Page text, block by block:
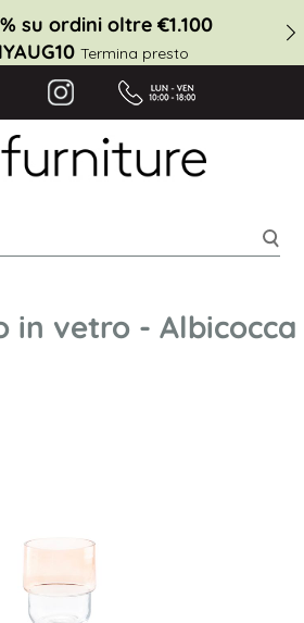
su ordini oltre €1.100
Termina presto
in vetro - Albicocca